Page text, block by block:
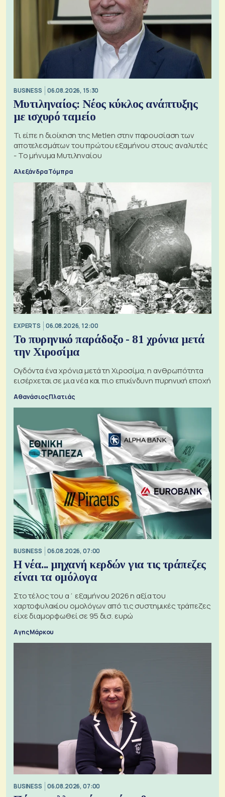
BUSINESS 06.08.2026, 15:30
Μυτιληναίος: Νέος κύκλος ανάπτυξης
με ισχυρό ταμείο
Τι είπε η διοίκηση της Metlen στην παρουσίαση των
αποτελεσμάτων του πρώτου εξαμήνου στους αναλυτές
- Το μήνυμα Μυτιληναίου
Αλεξάνδρα Τόμπρα
EXPERTS 06.08.2026, 12:00
Το πυρηνικό παράδοξο - 81 χρόνια μετά
την Χιροσίμα
Ογδόντα ένα χρόνια μετά τη Χιροσίμα, η ανθρωπότητα
εισέρχεται σε μια νέα και πιο επικίνδυνη πυρηνική εποχή
Αθανάσιος Πλατιάς
BUSINESS 06.08.2026, 07:00
Η νέα... μηχανή κερδών για τις τράπεζες
είναι τα ομόλογα
Στο τέλος του α΄ εξαμήνου 2026 η αξία του
χαρτοφυλακίου ομολόγων από τις συστημικές τράπεζες
είχε διαμορφωθεί σε 95 δισ. ευρώ
Αγης Μάρκου
BUSINESS 06.08.2026, 07:00